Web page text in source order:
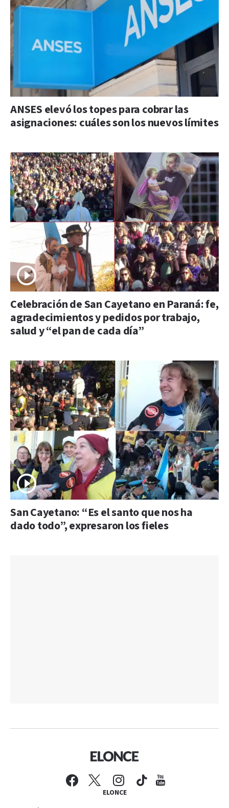
ANSES elevó los topes para cobrar las
asignaciones: cuáles son los nuevos límites
Celebración de San Cayetano en Paraná: fe,
agradecimientos y pedidos por trabajo,
salud y “el pan de cada día”
San Cayetano: “Es el santo que nos ha
dado todo”, expresaron los fieles
ELONCE